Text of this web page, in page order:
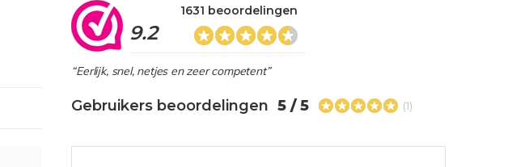
9.2
1631 beoordelingen
“Eerlijk, snel, netjes en zeer competent”
Gebruikers beoordelingen 5 / 5 (1)